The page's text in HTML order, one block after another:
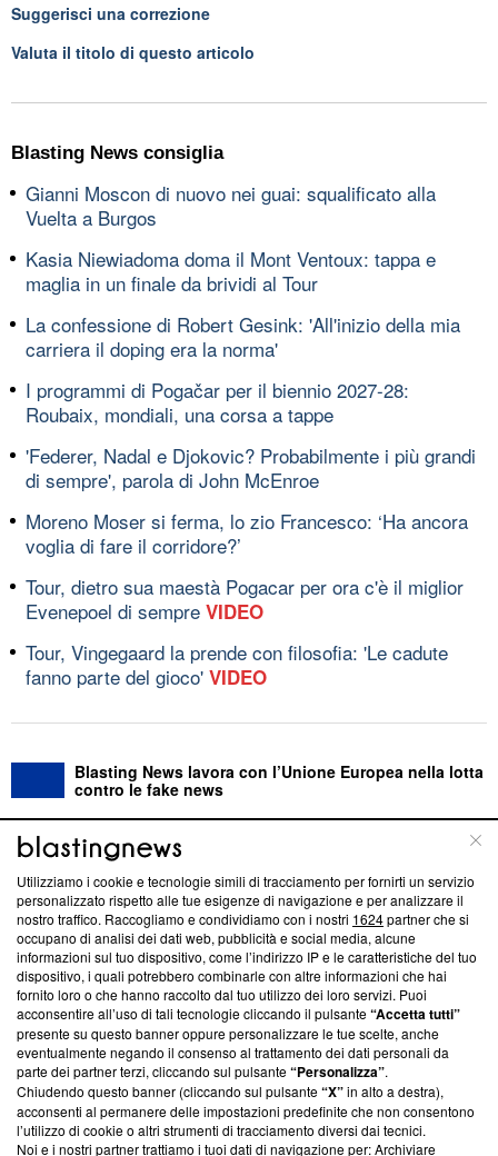
Suggerisci una correzione
Valuta il titolo di questo articolo
Blasting News consiglia
Gianni Moscon di nuovo nei guai: squalificato alla
Vuelta a Burgos
Kasia Niewiadoma doma il Mont Ventoux: tappa e
maglia in un finale da brividi al Tour
La confessione di Robert Gesink: 'All'inizio della mia
carriera il doping era la norma'
I programmi di Pogačar per il biennio 2027-28:
Roubaix, mondiali, una corsa a tappe
'Federer, Nadal e Djokovic? Probabilmente i più grandi
di sempre', parola di John McEnroe
Moreno Moser si ferma, lo zio Francesco: ‘Ha ancora
voglia di fare il corridore?’
Tour, dietro sua maestà Pogacar per ora c'è il miglior
Evenepoel di sempre VIDEO
Tour, Vingegaard la prende con filosofia: 'Le cadute
fanno parte del gioco' VIDEO
Blasting News lavora con l’Unione Europea nella lotta
contro le fake news
ABOUT LINEA EDITORIALE
Questa sezione offre informazioni trasparenti su Blasting
News, sui nostri processi editoriali e su come ci impegniamo a
creare news di qualità. Inoltre, afferma la nostra aderenza a
‘Trust Project - News with Integrity’Blasting News non è
ancora membro del programma, ma ha richiesto di farne
parte; Trust Project non ha ancora effettuato una verifica di
conformità agli standard.
Su di noi
Team editoriale
Utilizziamo i cookie e tecnologie simili di tracciamento per fornirti un servizio
personalizzato rispetto alle tue esigenze di navigazione e per analizzare il
nostro traffico. Raccogliamo e condividiamo con i nostri 1624partner che si
occupano di analisi dei dati web, pubblicità e social media, alcune
informazioni sul tuo dispositivo, come l’indirizzo IP e le caratteristiche del tuo
dispositivo, i quali potrebbero combinarle con altre informazioni che hai
fornito loro o che hanno raccolto dal tuo utilizzo dei loro servizi. Puoi
acconsentire all’uso di tali tecnologie cliccando il pulsante“Accetta tutti”
presente su questo banner oppure personalizzare le tue scelte, anche
eventualmente negando il consenso al trattamento dei dati personali da
parte dei partner terzi, cliccando sul pulsante“Personalizza”.
Chiudendo questo banner (cliccando sul pulsante“X”in alto a destra),
acconsenti al permanere delle impostazioni predefinite che non consentono
l’utilizzo di cookie o altri strumenti di tracciamento diversi dai tecnici.
Noi e i nostri partner trattiamo i tuoi dati di navigazione per: Archiviare